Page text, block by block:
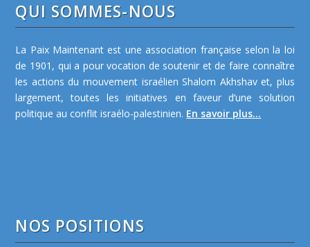
QUI SOMMES-NOUS
La Paix Maintenant est une association française selon la loi
de 1901, qui a pour vocation de soutenir et de faire connaître
les actions du mouvement israélien Shalom Akhshav et, plus
largement, toutes les initiatives en faveur d’une solution
politique au conflit israélo-palestinien. En savoir plus...
NOS POSITIONS